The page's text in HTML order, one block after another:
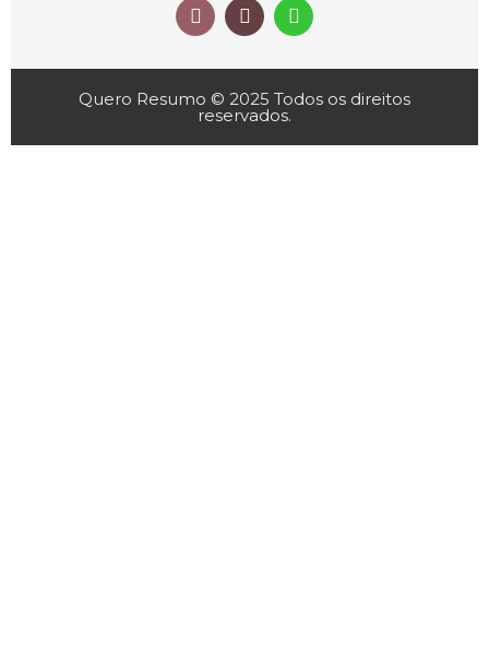
Quero Resumo © 2025 Todos os direitos
reservados.